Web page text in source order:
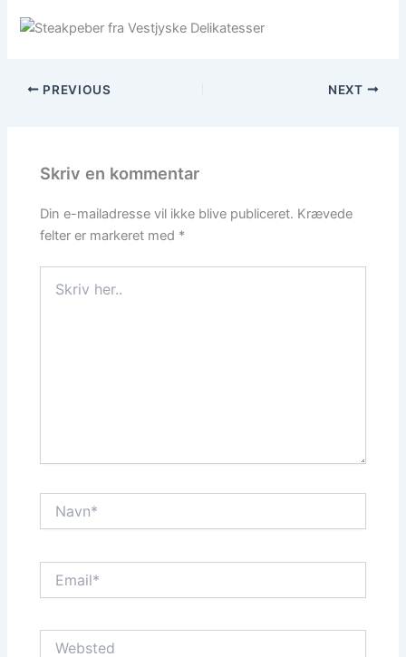
PREVIOUS NEXT
Skriv en kommentar
Din e-mailadresse vil ikke blive publiceret. Krævede
felter er markeret med *
her..